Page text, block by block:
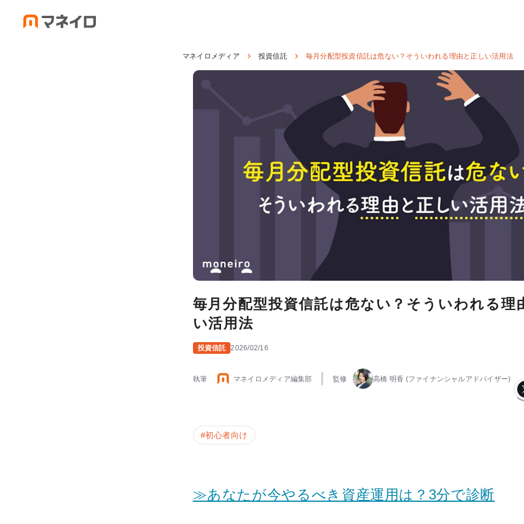
マネイロメディア 投資信託 毎月分配型投資信託は危ない？そういわれる理由と正しい活用法
毎月分配型投資信託は危ない？そういわれる理
い活用法
投資信託 2026/02/16
執筆 マネイロメディア編集部 監修 高橋 明香 (ファイナンシャルアドバイザー)
#初心者向け
≫あなたが今やるべき資産運用は？3分で診断